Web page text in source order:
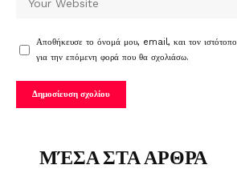
Αποθήκευσε το όνομά μου, email, και τον
για την επόμενη φορά που θα σχολιάσω.
ΜΈΣΑ ΣΤΑ ΑΡΘΡΑ